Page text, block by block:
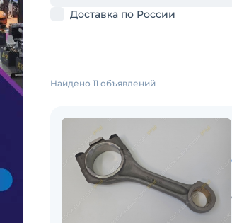
Доставка по России
Найдено 11 объявлений